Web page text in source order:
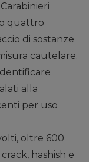
quattro
di sostanze
cautelare.
alla
per uso
oltre 600
hashish e